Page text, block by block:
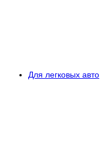
Для легковых авто